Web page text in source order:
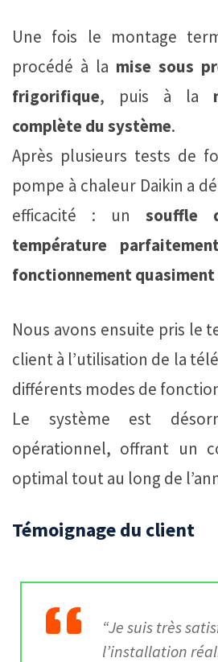
Une fois le montage
procédé à la mise sous
frigorifique, puis à la
complète du système.
Après plusieurs tests de
pompe à chaleur Daikin a
efficacité : un souffle
température
fonctionnement
Nous avons ensuite pris le
client à l’utilisation de la
différents modes de
Le système est
opérationnel, offrant un
optimal tout au long de
Témoignage du client
“Je suis très
l’installation